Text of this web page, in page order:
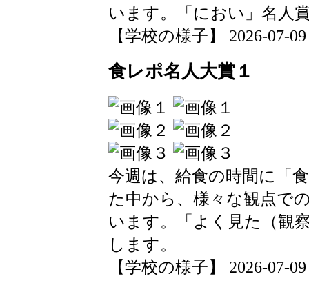
います。「におい」名人
【学校の様子】 2026-07-
食レポ名人大賞１
今週は、給食の時間に「
た中から、様々な観点で
います。「よく見た（観
します。
【学校の様子】 2026-07-